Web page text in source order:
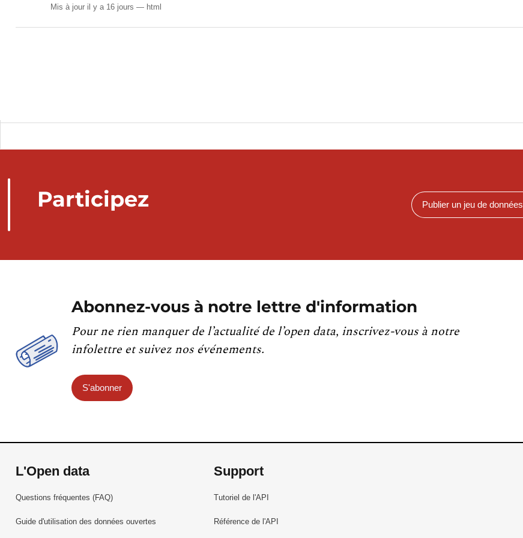
Mis à jour il y a 16 jours html
Participez Publier un jeu de données
Abonnez-vous à notre lettre d'information
Pour ne rien manquer de l’actualité de l’open data, inscrivez-vous à notre
infolettre et suivez nos événements.
S'abonner
L'Open data
Questions fréquentes (FAQ)
Guide d'utilisation des données ouvertes
Support
Tutoriel de l'API
Référence de l'API